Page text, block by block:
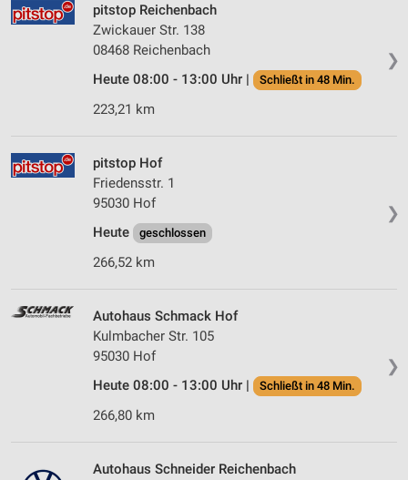
❯
pitstop Reichenbach
Zwickauer Str. 138
08468 Reichenbach
Heute 08:00 - 13:00 Uhr |
Schließt in 48 Min.
223,21 km
❯
pitstop Hof
Friedensstr. 1
95030 Hof
Heute
geschlossen
266,52 km
❯
Autohaus Schmack Hof
Kulmbacher Str. 105
95030 Hof
Heute 08:00 - 13:00 Uhr |
Schließt in 48 Min.
266,80 km
Autohaus Schneider Reichenbach